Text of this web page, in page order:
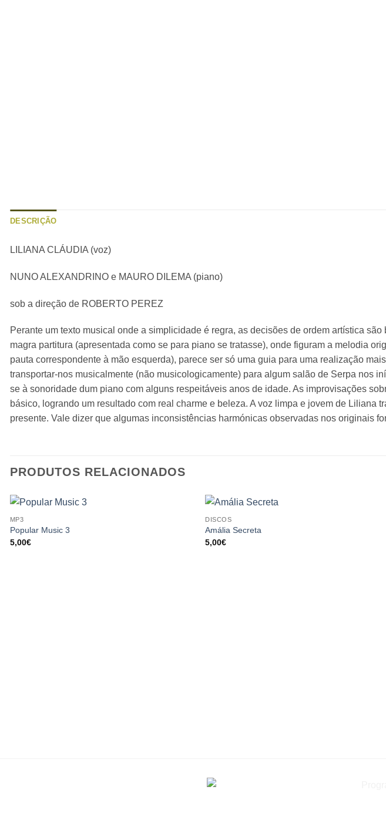
DESCRIÇÃO
LILIANA CLÁUDIA (voz)
NUNO ALEXANDRINO e MAURO DILEMA (piano)
sob a direção de ROBERTO PEREZ
Perante um texto musical onde a simplicidade é regra, as decisões de ordem artística
magra partitura (apresentada como se para piano se tratasse), onde figuram a melodia
pauta correspondente à mão esquerda), parece ser só uma guia para uma realização
transportar-nos musicalmente (não musicologicamente) para algum salão de Serpa nos
se à sonoridade dum piano com alguns respeitáveis anos de idade. As improvisações
básico, logrando um resultado com real charme e beleza. A voz limpa e jovem de
presente. Vale dizer que algumas inconsistências harmónicas observadas nos originais
PRODUTOS RELACIONADOS
MP3
Popular Music 3
5,00€
DISCOS
Amália Secreta
5,00€